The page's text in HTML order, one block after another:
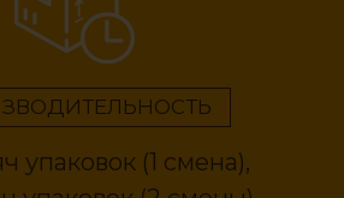
упаковок (1 смена),
упаковок (2 смены)